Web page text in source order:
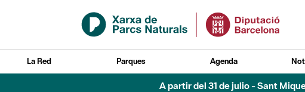
Saltar al contenido principal
La Red Parques Agenda
A partir del 31 de julio - Sant